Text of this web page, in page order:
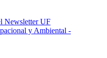
Newsletter UF